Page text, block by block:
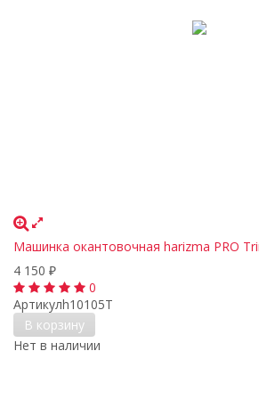
Машинка окантовочная harizma PRO
4 150 ₽
0
Артикулh10105T
В корзину
Нет в наличии